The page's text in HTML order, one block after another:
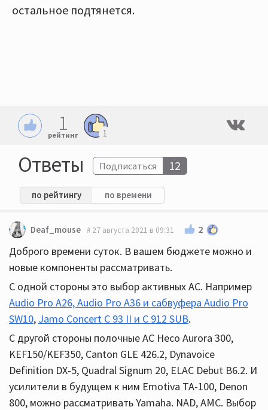
остальное подтянется.
1
рейтинг 1
Ответы Подписаться 12
по рейтингу по времени
Deaf_mouse 27 августа 2021 в 09:31 2
Доброго времени суток. В вашем бюджете можно и
новые компоненты рассматривать.
С одной стороны это выбор активных АС. Например
Audio Pro A26, Audio Pro A36 и сабвуфера Audio Pro
SW10, Jamo Concert С 93 II и С 912 SUB.
С другой стороны полочные АС Heco Aurora 300,
KEF150/KEF350, Canton GLE 426.2, Dynavoice
Definition DX-5, Quadral Signum 20, ELAC Debut B6.2. И
усилители в будущем к ним Emotiva TA-100, Denon
800, можно рассматривать Yamaha. NAD, AMC. Выбор